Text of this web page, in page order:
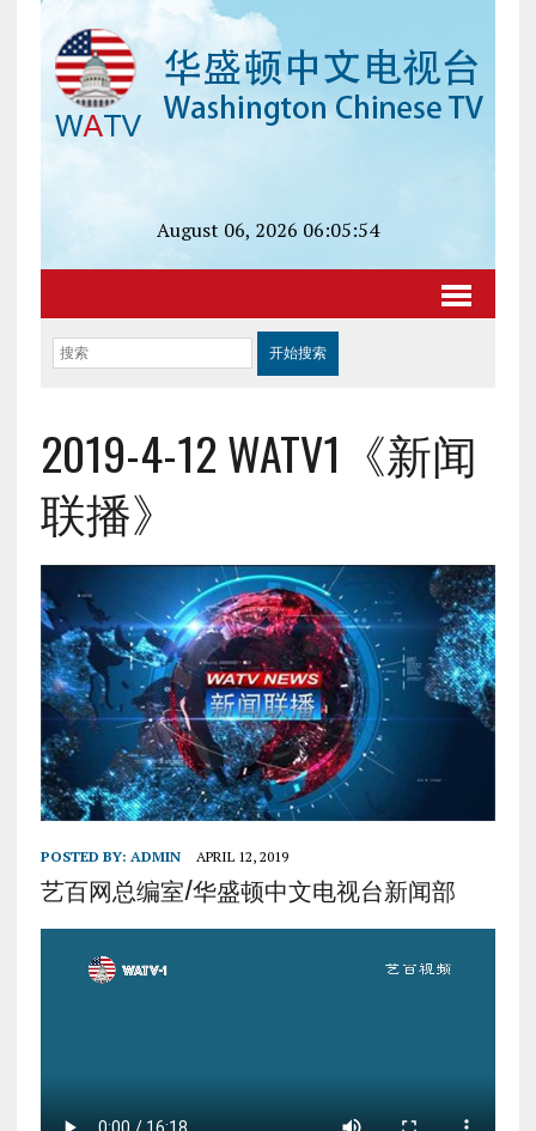
August 06, 2026 06:05:54
2019-4-12 WATV1《新闻
联播》
POSTED BY: ADMIN APRIL 12, 2019
艺百网总编室/华盛顿中文电视台新闻部